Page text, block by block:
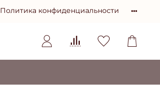
Политика конфиденциальности